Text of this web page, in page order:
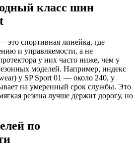
класс шин
спортивная линейка, где
и управляемости, а не
у них часто ниже, чем у
моделей. Например, индекс
у SP Sport 01 — около 240, у
на умеренный срок службы. Это
резина лучше держит дорогу, но
по